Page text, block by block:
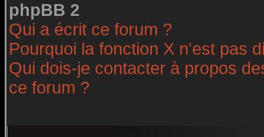
phpBB 2
Qui a écrit ce forum ?
Pourquoi la fonction X n'est pas
Qui dois-je contacter à propos
ce forum ?